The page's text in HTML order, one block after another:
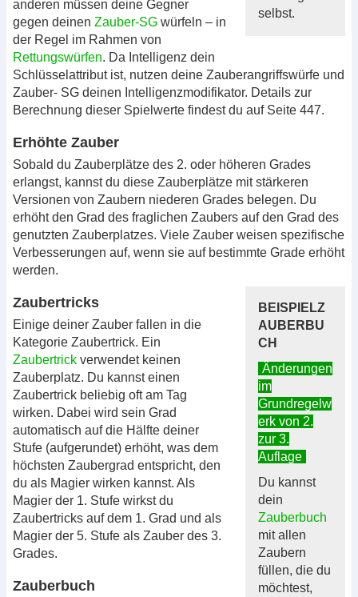
selbst.
anderen müssen deine Gegner
gegen deinen Zauber-SG würfeln – in
der Regel im Rahmen von
Rettungswürfen. Da Intelligenz dein
Schlüsselattribut ist, nutzen deine Zauberangriffswürfe und
Zauber- SG deinen Intelligenzmodifikator. Details zur
Berechnung dieser Spielwerte findest du auf Seite 447.
Erhöhte Zauber
Sobald du Zauberplätze des 2. oder höheren Grades
erlangst, kannst du diese Zauberplätze mit stärkeren
Versionen von Zaubern niederen Grades belegen. Du
erhöht den Grad des fraglichen Zaubers auf den Grad des
genutzten Zauberplatzes. Viele Zauber weisen spezifische
Verbesserungen auf, wenn sie auf bestimmte Grade erhöht
werden.
BEISPIELZ
AUBERBU
CH
Änderungen
im
Grundregelw
erk von 2.
zur 3.
Auflage
Du kannst
dein
Zauberbuch
mit allen
Zaubern
füllen, die du
möchtest,
Zaubertricks
Einige deiner Zauber fallen in die
Kategorie Zaubertrick. Ein
Zaubertrick verwendet keinen
Zauberplatz. Du kannst einen
Zaubertrick beliebig oft am Tag
wirken. Dabei wird sein Grad
automatisch auf die Hälfte deiner
Stufe (aufgerundet) erhöht, was dem
höchsten Zaubergrad entspricht, den
du als Magier wirken kannst. Als
Magier der 1. Stufe wirkst du
Zaubertricks auf dem 1. Grad und als
Magier der 5. Stufe als Zauber des 3.
Grades.
Zauberbuch